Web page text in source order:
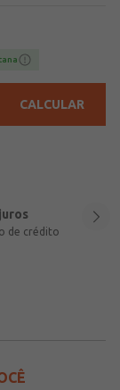
CALCULAR
de crédito